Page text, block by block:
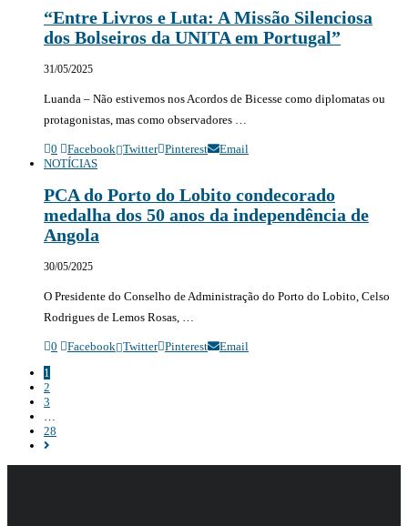
“Entre Livros e Luta: A Missão Silenciosa
dos Bolseiros da UNITA em Portugal”
31/05/2025
Luanda – Não estivemos nos Acordos de Bicesse como diplomatas ou
protagonistas, mas como observadores …
0 Facebook Twitter Pinterest
Email
NOTÍCIAS
PCA do Porto do Lobito condecorado
medalha dos 50 anos da independência de
Angola
30/05/2025
O Presidente do Conselho de Administração do Porto do Lobito, Celso
Rodrigues de Lemos Rosas, …
0 Facebook Twitter Pinterest
Email
1
2
3
…
28